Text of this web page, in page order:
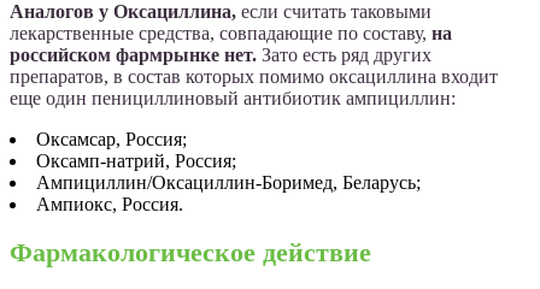
Аналогов у Оксациллина, если считать таковыми
лекарственные средства, совпадающие по составу, на
российском фармрынке нет. Зато есть ряд других
препаратов, в состав которых помимо оксациллина входит
еще один пенициллиновый антибиотик ампициллин:
Оксамсар, Россия;
Оксамп-натрий, Россия;
Ампициллин/Оксациллин-Боримед, Беларусь;
Ампиокс, Россия.
Фармакологическое действие